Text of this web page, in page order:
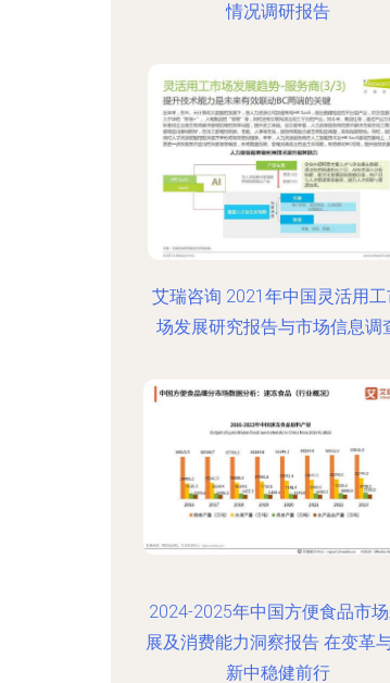
情况调研报告
艾瑞咨询 2021年中国灵活用工
场发展研究报告与市场信息调
2024-2025年中国方便食品市
展及消费能力洞察报告 在变革
新中稳健前行